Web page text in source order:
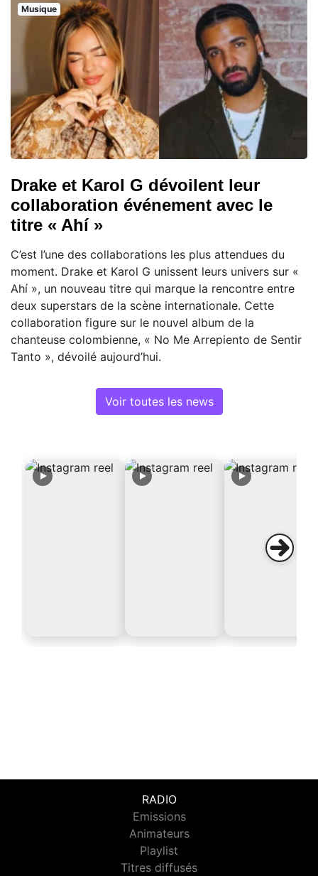
Musique
Drake et Karol G dévoilent leur
collaboration événement avec le
titre « Ahí »
C’est l’une des collaborations les plus attendues du
moment. Drake et Karol G unissent leurs univers sur «
Ahí », un nouveau titre qui marque la rencontre entre
deux superstars de la scène internationale. Cette
collaboration figure sur le nouvel album de la
chanteuse colombienne, « No Me Arrepiento de Sentir
Tanto », dévoilé aujourd’hui.
Voir toutes les news
RADIO
Emissions
Animateurs
Playlist
Titres diffusés